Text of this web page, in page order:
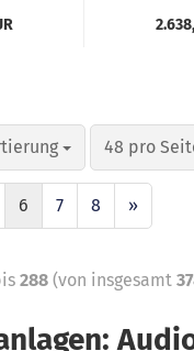
48 pro
6 7 8 »
288(von insgesamt